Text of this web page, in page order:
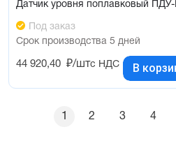
Датчик уровня поплавковый
Под заказ
Срок производства 5 дней
44 920,40 ₽/штс НДС В
1 2 3 4